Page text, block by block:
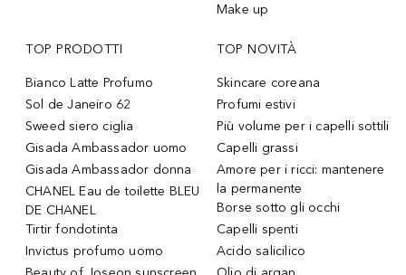
Make up
TOP PRODOTTI
Bianco Latte Profumo
Sol de Janeiro 62
Sweed siero ciglia
Gisada Ambassador uomo
Gisada Ambassador donna
CHANEL Eau de toilette BLEU
DE CHANEL
Tirtir fondotinta
Invictus profumo uomo
TOP NOVITÀ
Skincare coreana
Profumi estivi
Più volume per i capelli sottili
Capelli grassi
Amore per i ricci: mantenere
la permanente
Borse sotto gli occhi
Capelli spenti
Acido salicilico